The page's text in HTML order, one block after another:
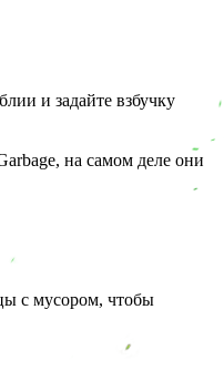
и задайте взбучку
на самом деле они
с мусором, чтобы